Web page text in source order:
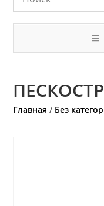
Главная / Без